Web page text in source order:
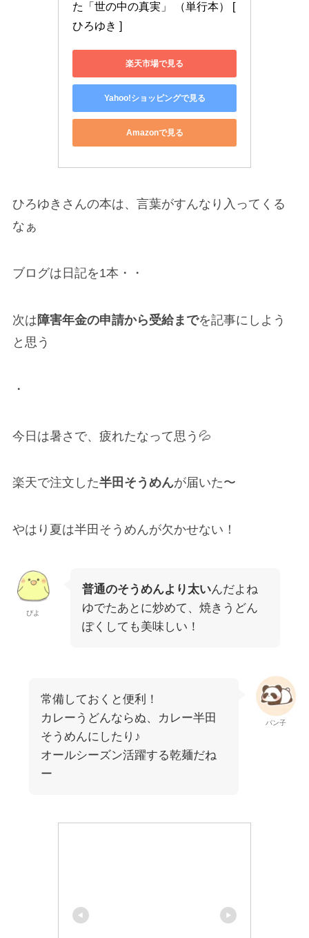
た「世の中の真実」 （単行本） [
ひろゆき ]
楽天市場で見る
Yahoo!ショッピングで見る
Amazonで見る
ひろゆきさんの本は、言葉がすんなり入ってくる
なぁ
ブログは日記を1本・・
次は障害年金の申請から受給までを記事にしよう
と思う
・
今日は暑さで、疲れたなって思う💦
楽天で注文した半田そうめんが届いた〜
やはり夏は半田そうめんが欠かせない！
ぴよ
普通のそうめんより太いんだよね
ゆでたあとに炒めて、焼きうどん
ぽくしても美味しい！
パン子
常備しておくと便利！
カレーうどんならぬ、カレー半田
そうめんにしたり♪
オールシーズン活躍する乾麺だね
ー